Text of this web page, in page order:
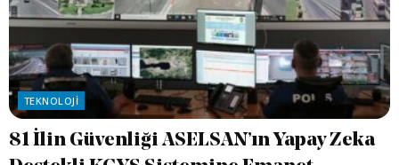
TEKNOLOJI
81 İlin Güvenliği ASELSAN’ın Yapay Zeka